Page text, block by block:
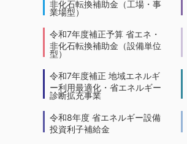
非化石転換補助金（工場・事
業場型）
令和7年度補正予算 省エネ・
非化石転換補助金（設備単位
型）
令和7年度補正 地域エネルギ
ー利用最適化・省エネルギー
診断拡充事業
令和8年度 省エネルギー設備
投資利子補給金